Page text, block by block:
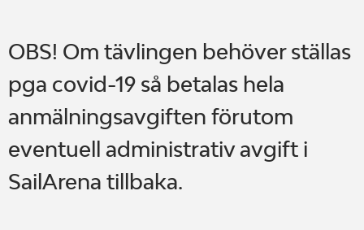
OBS! Om tävlingen behöver ställas
pga covid-19 så betalas hela
anmälningsavgiften förutom
eventuell administrativ avgift i
SailArena tillbaka.